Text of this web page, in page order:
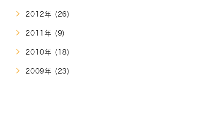
2012年 (26)
2011年 (9)
2010年 (18)
2009年 (23)